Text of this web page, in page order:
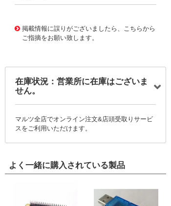
掲載情報に誤りがございましたら、こちらから
ご指摘をお願い致します。
在庫状況：営業所に在庫はございま
せん。
マルツ全店でオンライン注文&店頭受取りサービ
スをご利用いただけます。
よく一緒に購入されている製品